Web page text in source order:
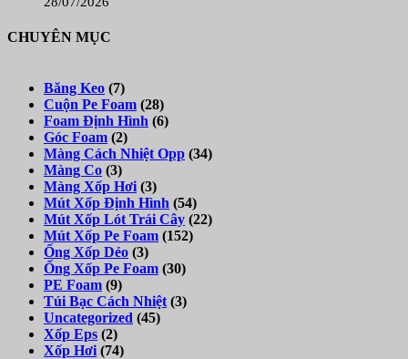
CHUYÊN MỤC
Băng Keo (7)
Cuộn Pe Foam (28)
Foam Định Hình (6)
Góc Foam (2)
Màng Cách Nhiệt Opp (34)
Màng Co (3)
Màng Xốp Hơi (3)
Mút Xốp Định Hình (54)
Mút Xốp Lót Trái Cây (22)
Mút Xốp Pe Foam (152)
Ống Xốp Dẻo (3)
Ống Xốp Pe Foam (30)
PE Foam (9)
Túi Bạc Cách Nhiệt (3)
Uncategorized (45)
Xốp Eps (2)
Xốp Hơi (74)